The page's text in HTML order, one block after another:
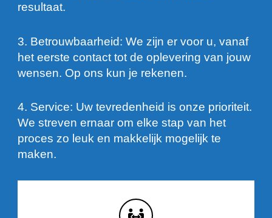
resultaat.
3. Betrouwbaarheid: We zijn er voor u, vanaf
het eerste contact tot de oplevering van jouw
wensen. Op ons kun je rekenen.
4. Service: Uw tevredenheid is onze prioriteit.
We streven ernaar om elke stap van het
proces zo leuk en makkelijk mogelijk te
maken.